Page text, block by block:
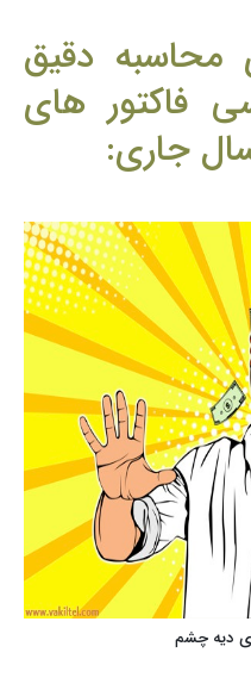
محاسبه دقیق
فاکتور های
جاری:
دیه چشم